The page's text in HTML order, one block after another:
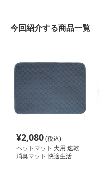
今回紹介する商品一覧
¥2,080(税込)
ペットマット 犬用 速乾
消臭マット 快適生活